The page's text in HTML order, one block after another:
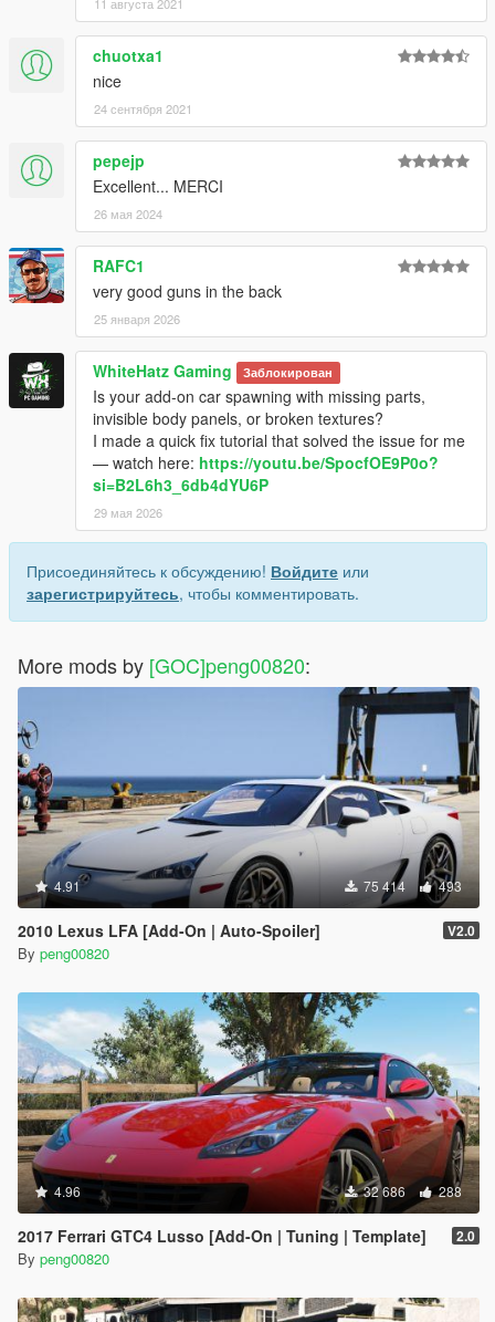
chuotxa1
nice
24 сентября 2021
pepejp
Excellent... MERCI
26 мая 2024
RAFC1
very good guns in the back
25 января 2026
WhiteHatz Gaming Заблокирован
Is your add-on car spawning with missing parts,
invisible body panels, or broken textures?
I made a quick fix tutorial that solved the issue for me
— watch here: https://youtu.be/SpocfOE9P0o?
si=B2L6h3_6db4dYU6P
29 мая 2026
Присоединяйтесь к обсуждению! Войдите или
зарегистрируйтесь, чтобы комментировать.
More mods by [GOC]peng00820:
4.91 75 414 493
2010 Lexus LFA [Add-On | Auto-Spoiler] V2.0
By peng00820
4.96 32 686 288
2017 Ferrari GTC4 Lusso [Add-On | Tuning | Template] 2.0
By peng00820